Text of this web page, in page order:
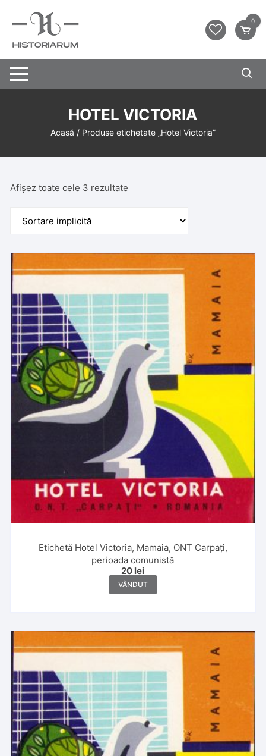
0
HOTEL VICTORIA
Acasă / Produse etichetate „Hotel Victoria”
Afișez toate cele 3 rezultate
Etichetă Hotel Victoria, Mamaia, ONT Carpați,
perioada comunistă
20 lei
VÂNDUT